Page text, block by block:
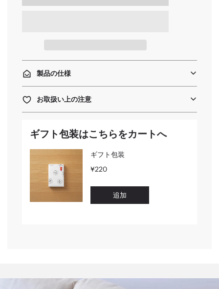
.
.
.
製品の仕様
お取扱い上の注意
ギフト包装はこちらをカートへ